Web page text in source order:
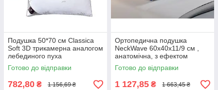
Подушка 50*70 см Classica
Soft 3D трикамерна аналогом
лебединого пуха
Готово до відправки
782,80 ₴ 1 156,69 ₴
Ортопедична подушка
NeckWave 60х40х11/9 см ,
анатомічна, з ефектом
пам'яті, для сну на боці,
спині та животі
Готово до відправки
1 127,85 ₴ 1 663,45 ₴